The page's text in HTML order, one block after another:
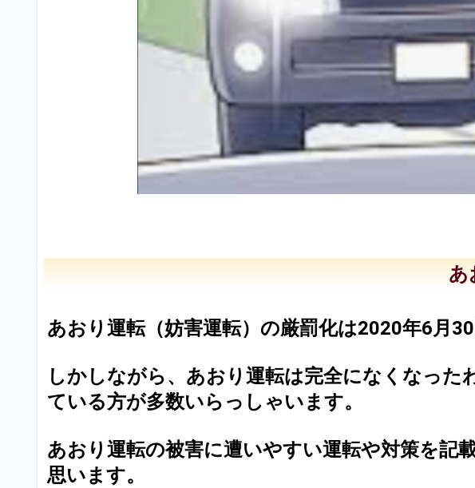
あ
あおり運転（妨害運転）の厳罰化は2020年6月
しかしながら、あおり運転は完全になくなっ
ている方が多数いらっしゃいます。
あおり運転の被害に遭いやすい運転や対策を記
思います。